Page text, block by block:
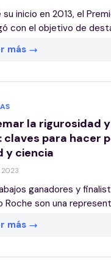
su inicio en 2013, el
con el objetivo de
más
la rigurosidad
claves para hacer
y ciencia
2023
ganadores y
Roche son una
más